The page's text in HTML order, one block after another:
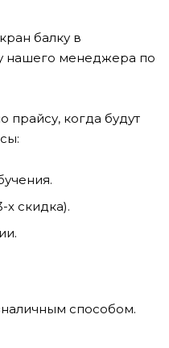
балку в
нашего менеджера по
прайсу, когда будут
х скидка).
способом.